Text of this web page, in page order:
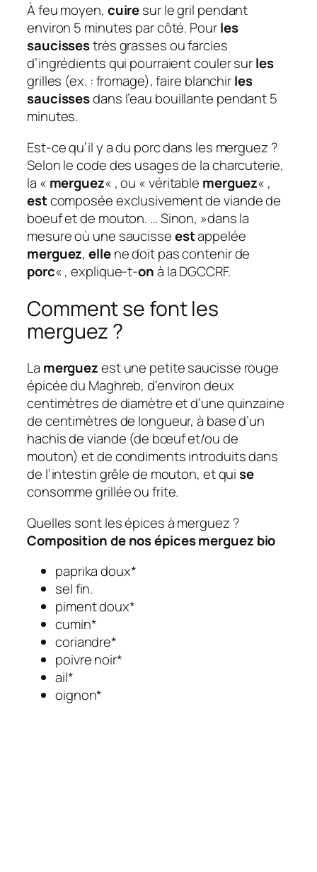
À feu moyen, cuiresur le gril pendant
environ 5 minutes par côté. Pourles
saucissestrès grasses ou farcies
d’ingrédients qui pourraient couler surles
grilles (ex. : fromage), faire blanchirles
saucissesdans l’eau bouillante pendant 5
minutes.
Est-ce qu’il y a du porc dans les merguez ?
Selon le code des usages de la charcuterie,
la « merguez« , ou « véritable merguez« ,
estcomposée exclusivement de viande de
boeuf et de mouton. … Sinon, »dans la
mesure où une saucisseestappelée
merguez,ellene doit pas contenir de
porc« , explique-t-onà la DGCCRF.
Comment se font les
merguez ?
La merguezest une petite saucisse rouge
épicée du Maghreb, d’environ deux
centimètres de diamètre et d’une quinzaine
de centimètres de longueur, à base d’un
hachis de viande (de bœuf et/ou de
mouton) et de condiments introduits dans
de l’intestin grêle de mouton, et quise
consomme grillée ou frite.
Quelles sont les épices à merguez ?
Composition de nosépices merguez bio
paprika doux*
sel fin.
piment doux*
cumin*
coriandre*
poivre noir*
ail*
oignon*